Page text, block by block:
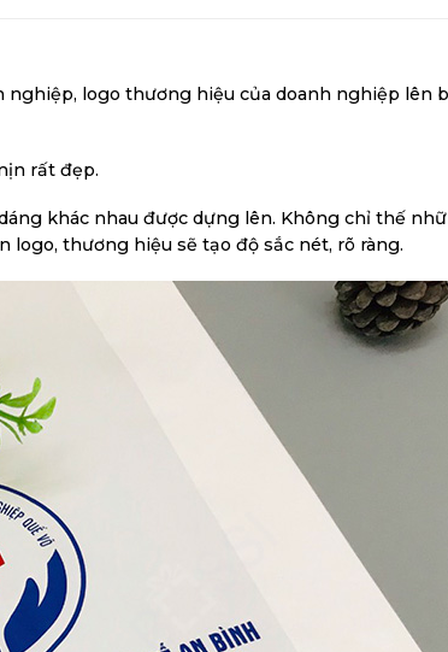
logo thương hiệu của doanh nghiệp lên
rất đẹp.
khác nhau được dựng lên. Không chỉ thế
thương hiệu sẽ tạo độ sắc nét, rõ ràng.